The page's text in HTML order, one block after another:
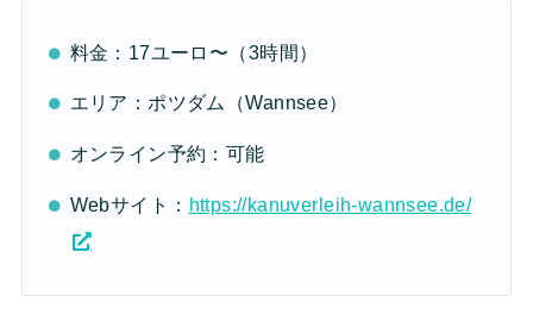
料金：17ユーロ〜（3時間）
エリア：ポツダム（Wannsee）
オンライン予約：可能
Webサイト： https://kanuverleih-wannsee.de/